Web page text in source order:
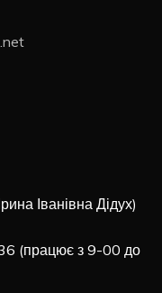
Іванівна Дідух)
(працює з 9-00 до